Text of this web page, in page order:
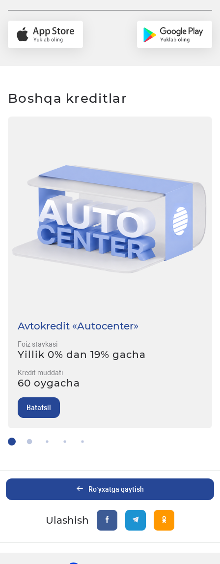
Boshqa kreditlar
Avtokredit «Autocenter»
Foiz stavkasi
Yillik 0% dan 19% gacha
Kredit muddati
60 oygacha
Batafsil
Ro’yxatga qaytish
Ulashish